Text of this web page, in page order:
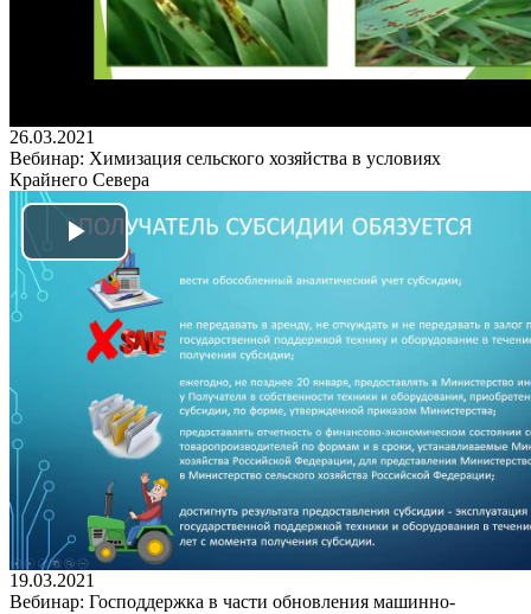
26.03.2021
Вебинар: Химизация сельского хозяйства в условиях
Крайнего Севера
Play
Video
19.03.2021
Вебинар: Господдержка в части обновления машинно-